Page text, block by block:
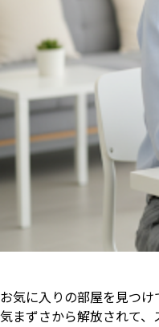
お気に入りの部屋を見つ
気まずさから解放されて